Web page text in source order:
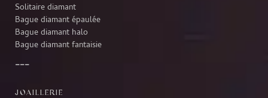
Solitaire diamant
Bague diamant épaulée
Bague diamant halo
Bague diamant fantaisie
JOAILLERIE